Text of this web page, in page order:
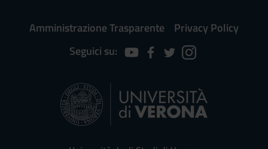
Amministrazione Trasparente
Privacy Policy
Seguici su: